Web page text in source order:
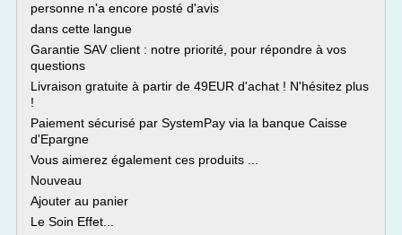
personne n'a encore posté d'avis
dans cette langue
Garantie SAV client : notre priorité, pour répondre à vos
questions
Livraison gratuite à partir de 49EUR d'achat ! N'hésitez plus
!
Paiement sécurisé par SystemPay via la banque Caisse
d'Epargne
Vous aimerez également ces produits ...
Nouveau
Ajouter au panier
Le Soin Effet...